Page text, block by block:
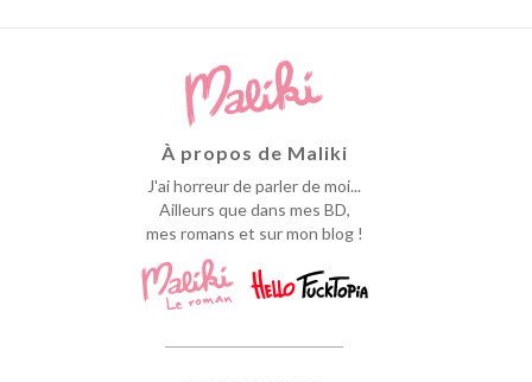
À propos de Maliki
J'ai horreur de parler de moi...
Ailleurs que dans mes BD,
mes romans et sur mon blog !